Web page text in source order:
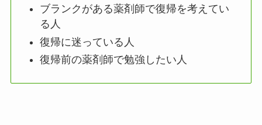
ブランクがある薬剤師で復帰を考えてい
る人
復帰に迷っている人
復帰前の薬剤師で勉強したい人